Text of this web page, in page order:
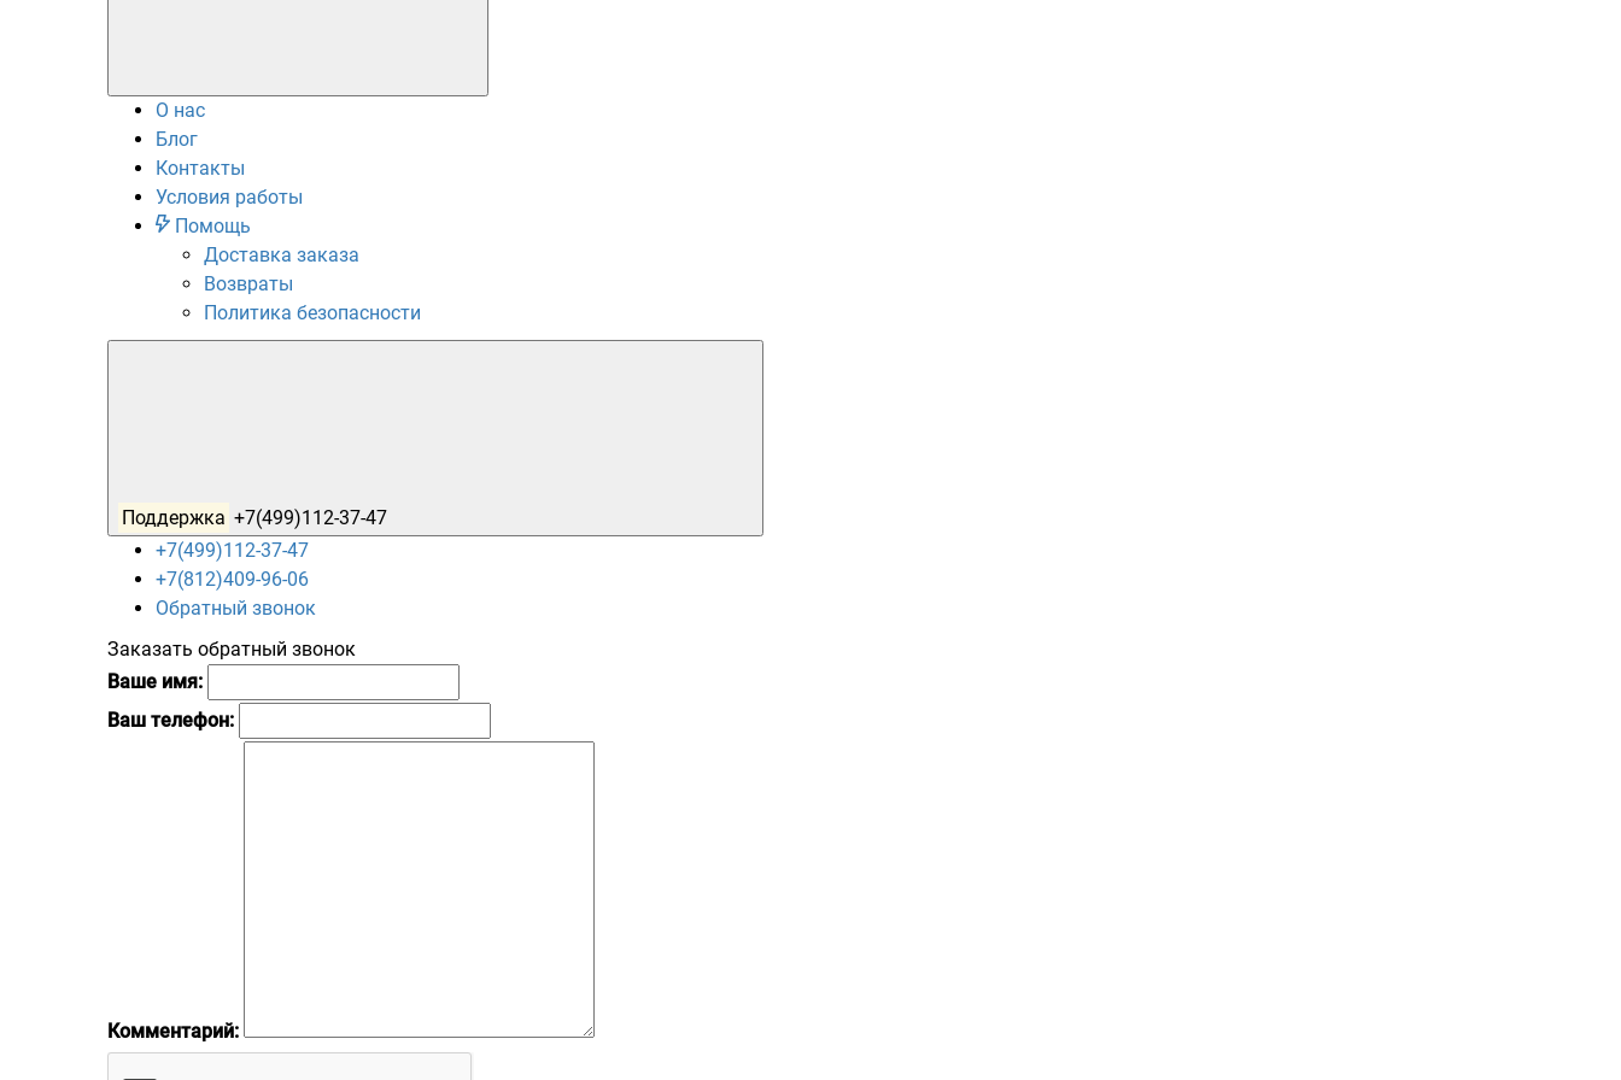
О нас
Блог
Контакты
Условия работы
Помощь
Доставка заказа
Возвраты
Политика безопасности
Поддержка +7(499)112-37-47
+7(499)112-37-47
+7(812)409-96-06
Обратный звонок
Заказать обратный звонок
Ваше имя:
Ваш телефон:
Комментарий: